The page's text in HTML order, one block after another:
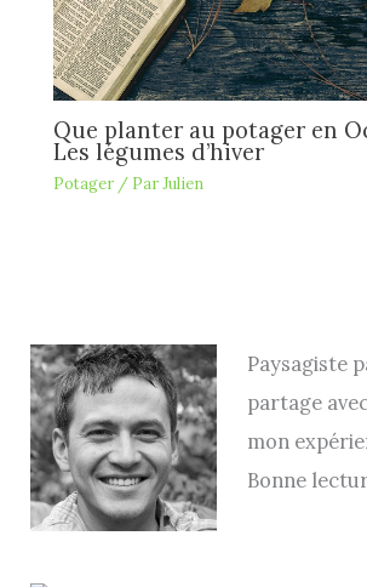
Que planter au potager en
Les légumes d’hiver
Potager/ ParJulien
Paysagiste
partage
mon
Bonne